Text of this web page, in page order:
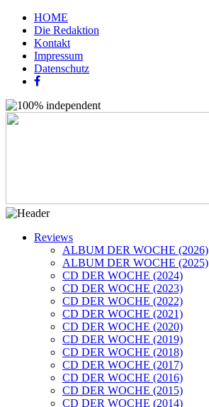
HOME
Die Redaktion
Kontakt
Impressum
Datenschutz
Reviews
ALBUM DER WOCHE (2026)
ALBUM DER WOCHE (2025)
CD DER WOCHE (2024)
CD DER WOCHE (2023)
CD DER WOCHE (2022)
CD DER WOCHE (2021)
CD DER WOCHE (2020)
CD DER WOCHE (2019)
CD DER WOCHE (2018)
CD DER WOCHE (2017)
CD DER WOCHE (2016)
CD DER WOCHE (2015)
CD DER WOCHE (2014)